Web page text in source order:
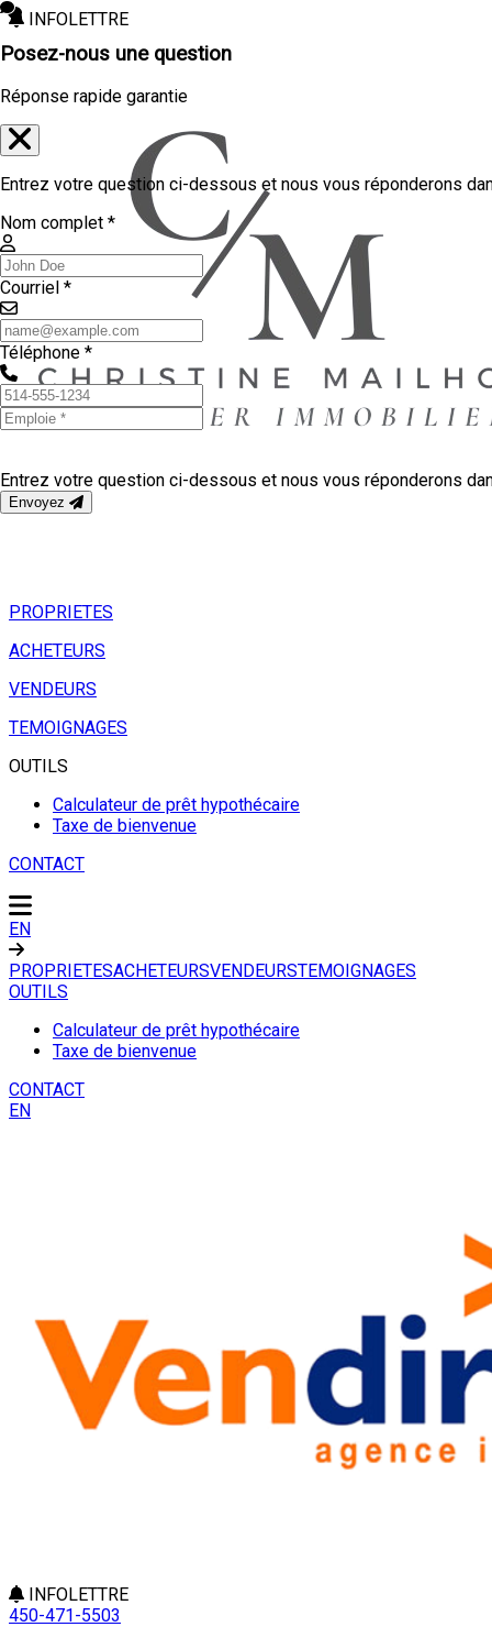
INFOLETTRE
PROPRIETES
ACHETEURS
VENDEURS
TEMOIGNAGES
OUTILS
Calculateur de prêt hypothécaire
Taxe de bienvenue
CONTACT
EN
PROPRIETESACHETEURSVENDEURSTEMOIGNAGES
OUTILS
Calculateur de prêt hypothécaire
Taxe de bienvenue
CONTACT
EN
INFOLETTRE
450-471-5503
Posez-nous une question
Réponse rapide garantie
Entrez votre question ci-dessous et nous vous réponderons
Nom complet *
Courriel *
Téléphone *
Entrez votre question ci-dessous et nous vous réponderons
Envoyez